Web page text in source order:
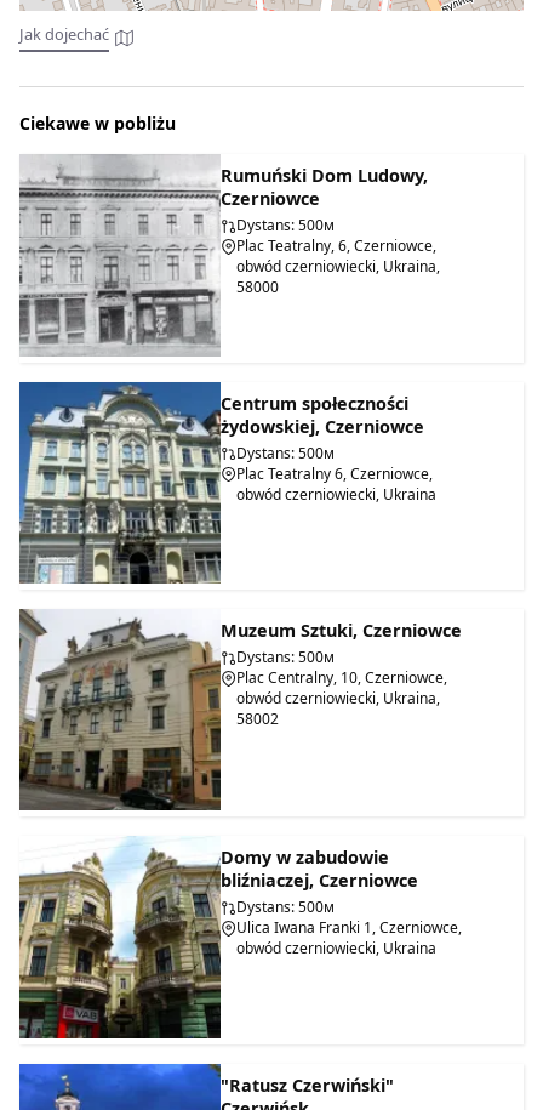
Jak dojechać
Ciekawe w pobliżu
Rumuński Dom Ludowy,
Czerniowce
Dystans: 500м
Plac Teatralny, 6, Czerniowce,
obwód czerniowiecki, Ukraina,
58000
Centrum społeczności
żydowskiej, Czerniowce
Dystans: 500м
Plac Teatralny 6, Czerniowce,
obwód czerniowiecki, Ukraina
Muzeum Sztuki, Czerniowce
Dystans: 500м
Plac Centralny, 10, Czerniowce,
obwód czerniowiecki, Ukraina,
58002
Domy w zabudowie
bliźniaczej, Czerniowce
Dystans: 500м
Ulica Iwana Franki 1, Czerniowce,
obwód czerniowiecki, Ukraina
"Ratusz Czerwiński"